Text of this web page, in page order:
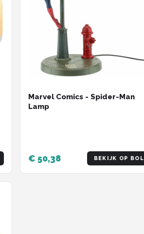
Marvel Comics - Spider-Man
Lamp
€ 50,38 BEKIJK OP BOL